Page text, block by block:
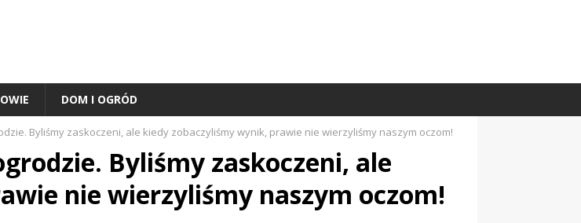
DOM I OGRÓD
Byliśmy zaskoczeni, ale kiedy zobaczyliśmy wynik, prawie nie wierzyliśmy naszym oczom!
Byliśmy zaskoczeni, ale
nie wierzyliśmy naszym oczom!